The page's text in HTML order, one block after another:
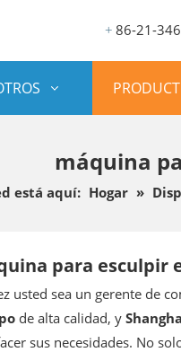
+ 86-21-
máquina
está aquí: Hogar »
para esculpir
usted sea un gerente de
de alta calidad, y
sus necesidades. No